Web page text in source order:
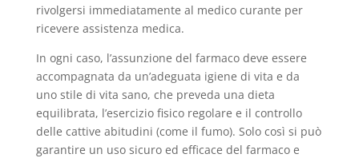
rivolgersi immediatamente al medico curante per
ricevere assistenza medica.
In ogni caso, l’assunzione del farmaco deve essere
accompagnata da un’adeguata igiene di vita e da
uno stile di vita sano, che preveda una dieta
equilibrata, l’esercizio fisico regolare e il controllo
delle cattive abitudini (come il fumo). Solo così si può
garantire un uso sicuro ed efficace del farmaco e